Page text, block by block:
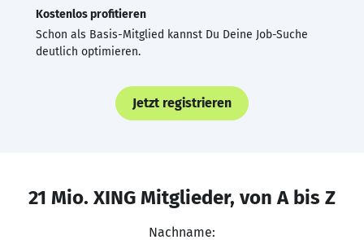
Kostenlos profitieren
Schon als Basis-Mitglied kannst Du Deine Job-Suche
deutlich optimieren.
Jetzt registrieren
21 Mio. XING Mitglieder, von A bis Z
Nachname: